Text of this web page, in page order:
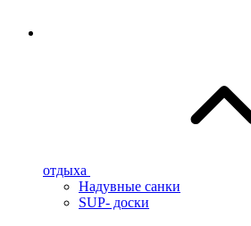
отдыха
Надувные санки
SUP- доски